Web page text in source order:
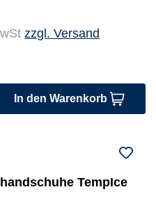
zzgl. Versand
In den Warenkorb
TempIce